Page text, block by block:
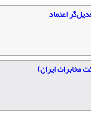
اعتماد
مخابرات ایران)